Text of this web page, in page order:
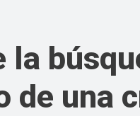
la
de una